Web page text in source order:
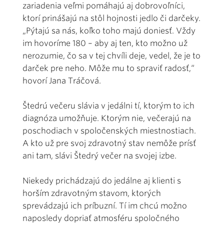
zariadenia veľmi pomáhajú aj dobrovoľníci,
ktorí prinášajú na stôl hojnosti jedlo či darčeky.
„Pýtajú sa nás, koľko toho majú doniesť. Vždy
im hovoríme 180 – aby aj ten, kto možno už
nerozumie, čo sa v tej chvíli deje, vedel, že je to
darček pre neho. Môže mu to spraviť radosť,“
hovorí Jana Tráčová.
Štedrú večeru slávia v jedálni tí, ktorým to ich
diagnóza umožňuje. Ktorým nie, večerajú na
poschodiach v spoločenských miestnostiach.
A kto už pre svoj zdravotný stav nemôže prísť
ani tam, slávi Štedrý večer na svojej izbe.
Niekedy prichádzajú do jedálne aj klienti s
horším zdravotným stavom, ktorých
sprevádzajú ich príbuzní. Tí im chcú možno
naposledy dopriať atmosféru spoločného